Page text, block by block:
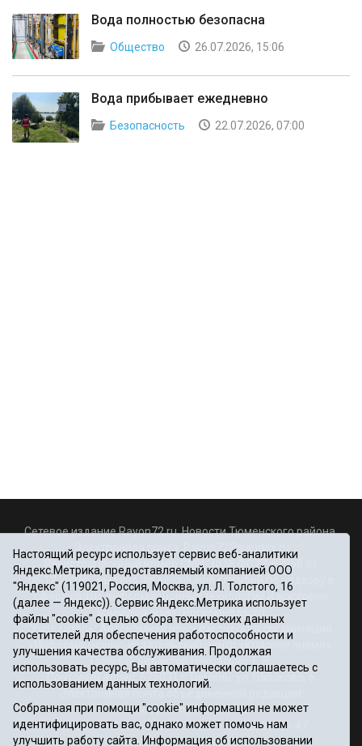
Вода полностью безопасна
Общество 26.07.2026, 15:06
Вода прибывает ежедневно
Безопасность 22.07.2026, 07:00
Сетевое издание Rayon72.ru. Новости Тюменского района.
Rayon72@yandex.ru
Регистрационный номер СМИ Эл № ФС77-67956 от
06.12.2016г., выдано Федеральной службой по надзору в
сфере связи, информационных технологий и массовых
коммуникаций (Роскомнадзор)
Учредитель: Автономная некоммерческая организация
«Информационно-издательский центр «Красное знамя».
Главный редактор Некрасова Т. В.
Почтовый адрес: 625031 г.Тюмень. ул. Шишкова, 6
Электронная почта объединенной редакции:
krasnoeznam@rambler.ru
Телефоны 8 (3452) 34-80-60, 69-56-73, 69-56-47
Политика оператора
Настоящий ресурс использует сервис веб-аналитики
Яндекс.Метрика, предоставляемый компанией ООО
"Яндекс" (119021, Россия, Москва, ул. Л. Толстого, 16
(далее — Яндекс)). Сервис Яндекс.Метрика использует
файлы "cookie" с целью сбора технических данных
посетителей для обеспечения работоспособности и
улучшения качества обслуживания. Продолжая
использовать ресурс, Вы автоматически соглашаетесь с
использованием данных технологий.
Собранная при помощи "cookie" информация не может
идентифицировать вас, однако может помочь нам
улучшить работу сайта. Информация об использовании